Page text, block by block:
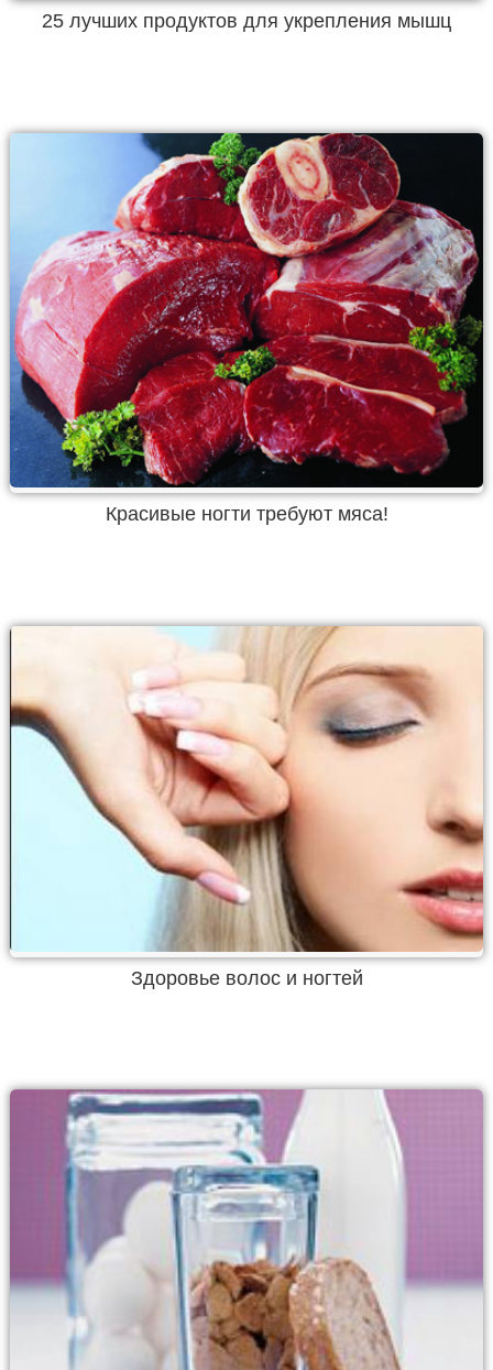
25 лучших продуктов для укрепления мышц
Красивые ногти требуют мяса!
Здоровье волос и ногтей